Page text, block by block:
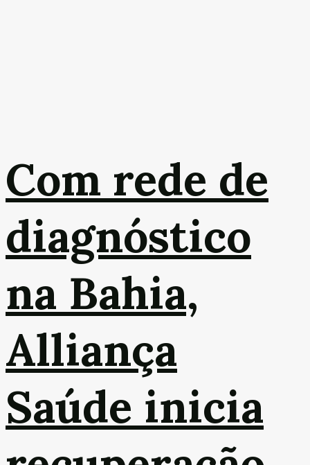
Com rede de
diagnóstico
na Bahia,
Alliança
Saúde inicia